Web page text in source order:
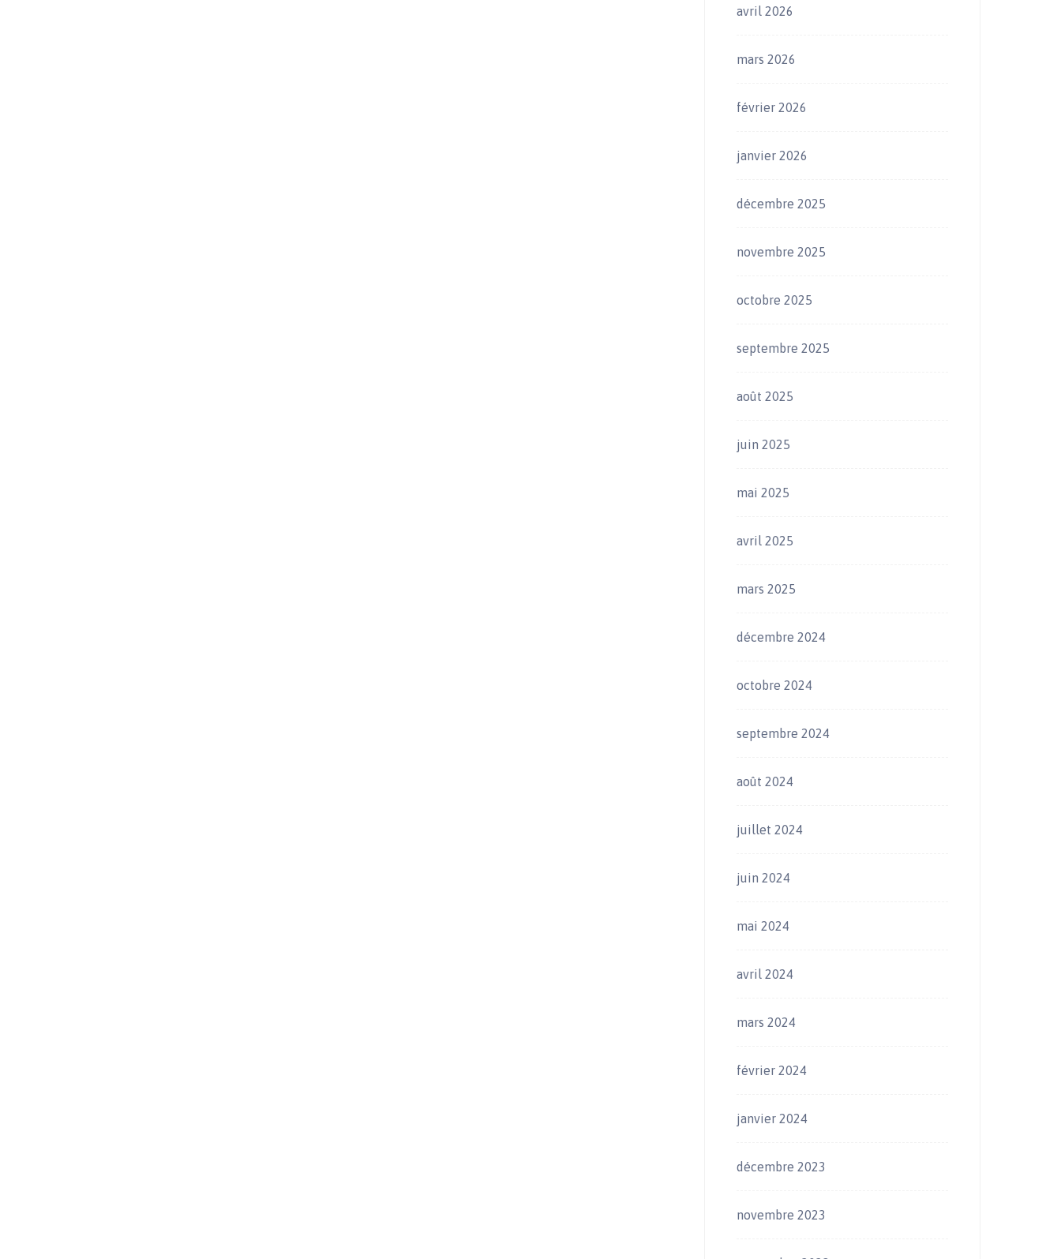
avril 2026
mars 2026
février 2026
janvier 2026
décembre 2025
novembre 2025
octobre 2025
septembre 2025
août 2025
juin 2025
mai 2025
avril 2025
mars 2025
décembre 2024
octobre 2024
septembre 2024
août 2024
juillet 2024
juin 2024
mai 2024
avril 2024
mars 2024
février 2024
janvier 2024
décembre 2023
novembre 2023